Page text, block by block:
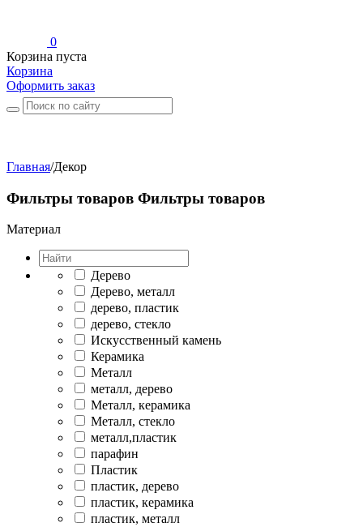
0
Корзина пуста
Корзина
Оформить заказ
Главная/Декор
Фильтры товаров Фильтры товаров
Материал
Дерево
Дерево, металл
дерево, пластик
дерево, стекло
Искусственный камень
Керамика
Металл
металл, дерево
Металл, керамика
Металл, стекло
металл,пластик
парафин
Пластик
пластик, дерево
пластик, керамика
пластик, металл